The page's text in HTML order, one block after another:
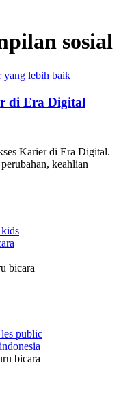
sosial
di Era Digital
Karier di Era Digital.
keahlian
bicara
bicara